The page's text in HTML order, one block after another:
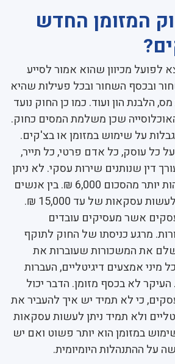
המזומן החדש
לפועל מכיוון שהוא אמור לסייע
ובכסף השחור ובכל פעילות שהיא
הלבנת הון ועוד. כמו כן החוק נועד
שכן משלמת המסים כחוק.
על שימוש במזומן או בצ'קים.
כל עוסק, כל אדם פרטי, כל תייר,
דין שנותנים שירות עסקי. לא ניתן
לעשות עסקאות גבוהות יותר מהסכום 6,000 ₪. בין אנשים
פרטיים יהיה אפשר לעשות עסקאות של עד 15,000 ₪.
אשר מעסיקים עובדים
מרגע כניסתו של החוק לתוקף
את המשכורות שעוברות את
מיני אמצעים דיגיטליים, העברות
העיקר לא בכסף מזומן. הדבר יכול
כי לא תמיד יש איך להעביר את
ולא תמיד ניתן לעשות עסקאות
במזומן הוא יותר פשוט ואם יש
על ההתנהלות היומיומית.